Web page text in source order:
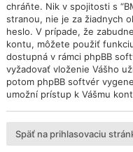
chráňte. Nik v spojitosti s
stranou, nie je za žiadnych
heslo. V prípade, že
kontu, môžete použiť
dostupná v rámci phpBB
vyžadovať vloženie Vášho
potom phpBB softvér
umožní prístup k Vášmu
Späť na prihlasovaciu